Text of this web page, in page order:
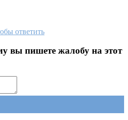
ответить
вы пишете жалобу на этот